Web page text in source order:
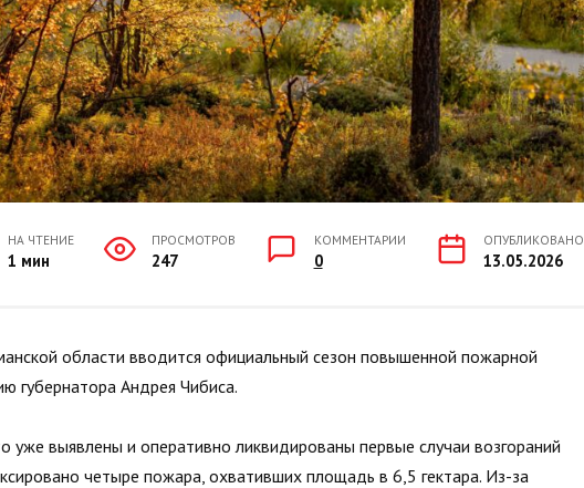
НА ЧТЕНИЕ
1 мин
ПРОСМОТРОВ
247
КОММЕНТАРИИ
0
ОПУБЛИКОВАНО
13.05.2026
области вводится официальный сезон повышенной пожарной
губернатора Андрея Чибиса.
уже выявлены и оперативно ликвидированы первые случаи возгораний
четыре пожара, охвативших площадь в 6,5 гектара. Из-за